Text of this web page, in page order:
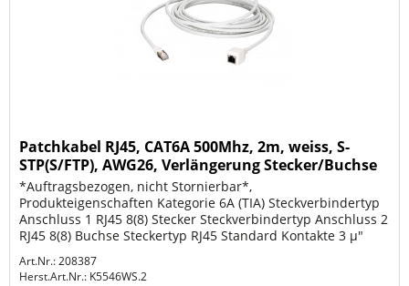
Patchkabel RJ45, CAT6A 500Mhz, 2m, weiss, S-
STP(S/FTP), AWG26, Verlängerung Stecker/Buchse
*Auftragsbezogen, nicht Stornierbar*,
Produkteigenschaften Kategorie 6A (TIA) Steckverbindertyp
Anschluss 1 RJ45 8(8) Stecker Steckverbindertyp Anschluss 2
RJ45 8(8) Buchse Steckertyp RJ45 Standard Kontakte 3 µ"
Art.Nr.: 208387
Herst.Art.Nr.: K5546WS.2